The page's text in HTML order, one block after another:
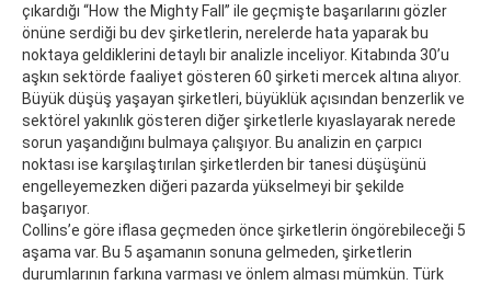
çıkardığı “How the Mighty Fall” ile geçmişte başarılarını gözler
önüne serdiği bu dev şirketlerin, nerelerde hata yaparak bu
noktaya geldiklerini detaylı bir analizle inceliyor. Kitabında 30’u
aşkın sektörde faaliyet gösteren 60 şirketi mercek altına alıyor.
Büyük düşüş yaşayan şirketleri, büyüklük açısından benzerlik ve
sektörel yakınlık gösteren diğer şirketlerle kıyaslayarak nerede
sorun yaşandığını bulmaya çalışıyor. Bu analizin en çarpıcı
noktası ise karşılaştırılan şirketlerden bir tanesi düşüşünü
engelleyemezken diğeri pazarda yükselmeyi bir şekilde
başarıyor.
Collins’e göre iflasa geçmeden önce şirketlerin öngörebileceği 5
aşama var. Bu 5 aşamanın sonuna gelmeden, şirketlerin
durumlarının farkına varması ve önlem alması mümkün. Türk